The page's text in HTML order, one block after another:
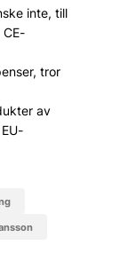
inte, till
tror
av